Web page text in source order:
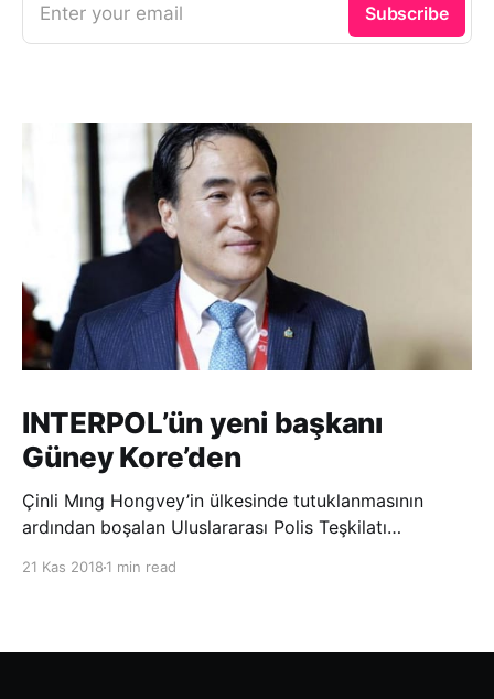
Enter your email Subscribe
INTERPOL’ün yeni başkanı
Güney Kore’den
Çinli Mıng Hongvey’in ülkesinde tutuklanmasının
ardından boşalan Uluslararası Polis Teşkilatı
21 Kas 2018 1 min read